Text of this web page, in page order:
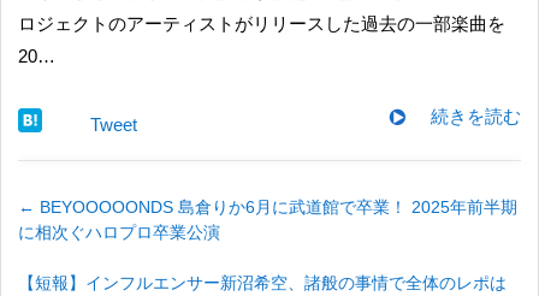
ロジェクトのアーティストがリリースした過去の一部楽曲を
20…
続きを読む
Tweet
← BEYOOOOONDS 島倉りか6月に武道館で卒業！ 2025年前半期
に相次ぐハロプロ卒業公演
【短報】インフルエンサー新沼希空、諸般の事情で全体のレポは